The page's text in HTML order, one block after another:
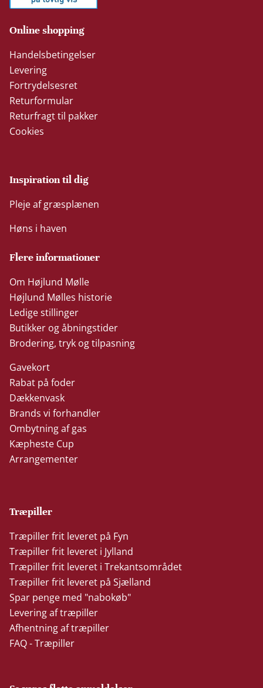
Online shopping
Handelsbetingelser
Levering
Fortrydelsesret
Returformular
Returfragt til pakker
Cookies
Inspiration til dig
Pleje af græsplænen
Høns i haven
Flere informationer
Om Højlund Mølle
Højlund Mølles historie
Ledige stillinger
Butikker og åbningstider
Brodering, tryk og tilpasning
Gavekort
Rabat på foder
Dækkenvask
Brands vi forhandler
Ombytning af gas
Kæpheste Cup
Arrangementer
Træpiller
Træpiller frit leveret på Fyn
Træpiller frit leveret i Jylland
Træpiller frit leveret i Trekantsområdet
Træpiller frit leveret på Sjælland
Spar penge med "nabokøb"
Levering af træpiller
Afhentning af træpiller
FAQ - Træpiller